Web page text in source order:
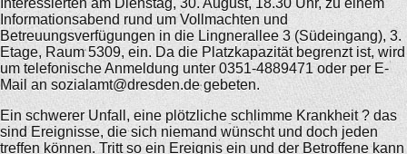
Informationsabend rund um Vollmachten und
Betreuungsverfügungen in die Lingnerallee 3 (Südeingang), 3.
Etage, Raum 5309, ein. Da die Platzkapazität begrenzt ist, wird
um telefonische Anmeldung unter 0351-4889471 oder per E-
Mail an sozialamt@dresden.de gebeten.
Ein schwerer Unfall, eine plötzliche schlimme Krankheit ? das
sind Ereignisse, die sich niemand wünscht und doch jeden
treffen können. Tritt so ein Ereignis ein und der Betroffene kann